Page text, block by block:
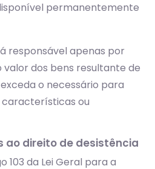
permanentemente
responsável apenas por
valor dos bens resultante de
o necessário para
características ou
ao direito de desistência
103 da Lei Geral para a